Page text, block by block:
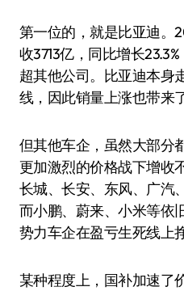
第一位的，就是比亚迪。
收3713亿，同比增长
超其他公司。比亚迪本身
线，因此销量上涨也带来
但其他车企，虽然大部分
更加激烈的价格战下增收
长城、长安、东风、广汽
而小鹏、蔚来、小米等依
势力车企在盈亏生死线上
某种程度上，国补加速了